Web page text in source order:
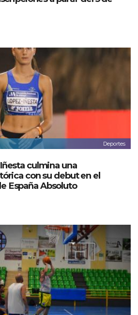
Deportes
culmina una
con su debut en el
España Absoluto